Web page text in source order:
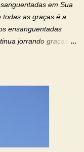
em Sua
todas as graças é a
ensanguentadas
jorrando graças
mim, neste
para prosseguir,
a força e o poder de
dor ao serem
agora. Jesus, não